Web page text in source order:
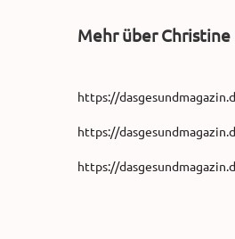
Mehr über
https://
https://
https://